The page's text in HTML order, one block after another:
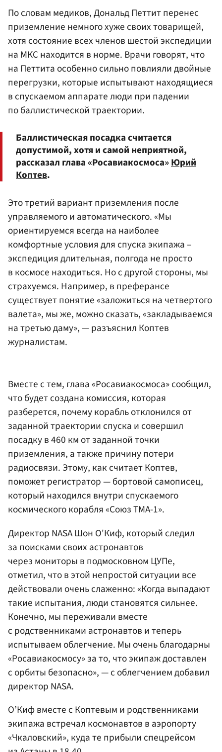
По словам медиков, Дональд Петтит перенес
приземление немного хуже своих товарищей,
хотя состояние всех членов шестой экспедиции
на МКС находится в норме. Врачи говорят, что
на Петтита особенно сильно повлияли двойные
перегрузки, которые испытывают находящиеся
в спускаемом аппарате люди при падении
по баллистической траектории.
Баллистическая посадка считается
допустимой, хотя и самой неприятной,
рассказал глава «Росавиакосмоса»Юрий
Коптев.
Это третий вариант приземления после
управляемого и автоматического. «Мы
ориентируемся всегда на наиболее
комфортные условия для спуска экипажа –
экспедиция длительная, полгода не просто
в космосе находиться. Но с другой стороны, мы
страхуемся. Например, в преферансе
существует понятие «заложиться на четвертого
валета», мы же, можно сказать, «закладываемся
на третью даму», — разъяснил Коптев
журналистам.
Вместе с тем, глава «Росавиакосмоса» сообщил,
что будет создана комиссия, которая
разберется, почему корабль отклонился от
заданной траектории спуска и совершил
посадку в 460 км от заданной точки
приземления, а также причину потери
радиосвязи. Этому, как считает Коптев,
поможет регистратор — бортовой самописец,
который находился внутри спускаемого
космического корабля «Союз ТМА-1».
Директор NASA Шон О'Киф, который следил
за поисками своих астронавтов
через мониторы в подмосковном ЦУПе,
отметил, что в этой непростой ситуации все
действовали очень слаженно: «Когда выпадают
такие испытания, люди становятся сильнее.
Конечно, мы переживали вместе
с родственниками астронавтов и теперь
испытываем облегчение. Мы очень благодарны
«Росавиакосмосу» за то, что экипаж доставлен
с орбиты безопасно», — с облегчением добавил
директор NASA.
О’Киф вместе с Коптевым и родственниками
экипажа встречал космонавтов в аэропорту
«Чкаловский», куда те прибыли спецрейсом